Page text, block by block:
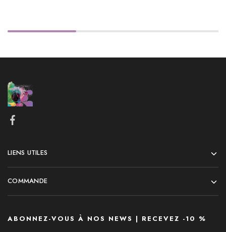
LIENS UTILES
COMMANDE
ABONNEZ-VOUS À NOS NEWS | RECEVEZ -10 %